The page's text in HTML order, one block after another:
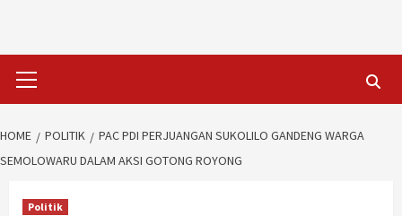
Menu
HOME POLITIK
PAC PDI PERJUANGAN SUKOLILO GANDENG WARGA
SEMOLOWARU DALAM AKSI GOTONG ROYONG
Politik